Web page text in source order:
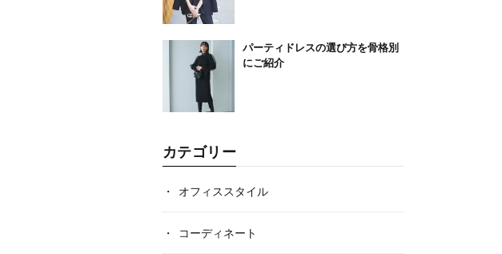
パーティドレスの選び方を骨格別
にご紹介
カテゴリー
オフィススタイル
コーディネート